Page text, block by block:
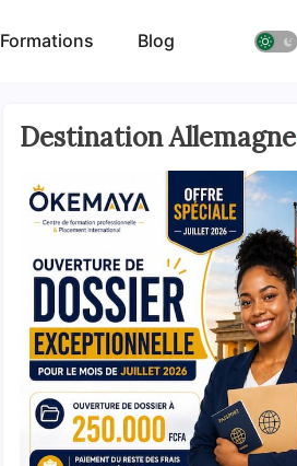
Formations Blog
Destination Allemagne